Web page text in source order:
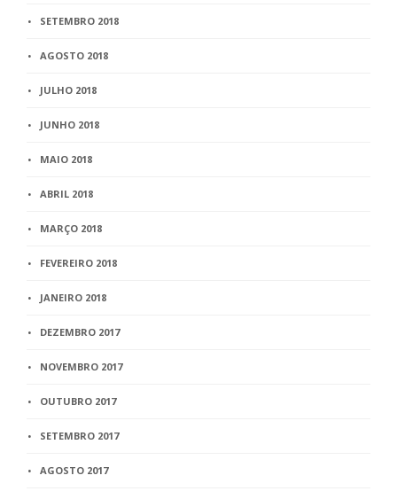
SETEMBRO 2018
AGOSTO 2018
JULHO 2018
JUNHO 2018
MAIO 2018
ABRIL 2018
MARÇO 2018
FEVEREIRO 2018
JANEIRO 2018
DEZEMBRO 2017
NOVEMBRO 2017
OUTUBRO 2017
SETEMBRO 2017
AGOSTO 2017